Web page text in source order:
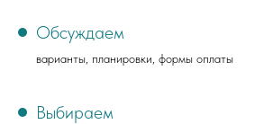
Обсуждаем
варианты, планировки, формы оплаты
Выбираем